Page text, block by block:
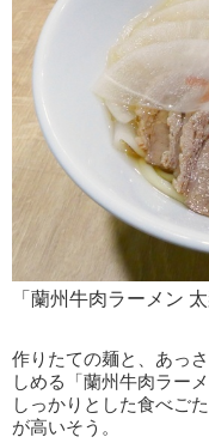
「蘭州牛肉ラーメン
作りたての麺と、あっ
しめる「蘭州牛肉ラーメ
しっかりとした食べご
が高いそう。